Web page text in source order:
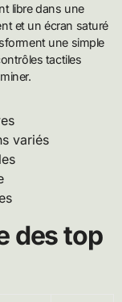
libre dans une
et un écran saturé
une simple
tactiles
variés
des top